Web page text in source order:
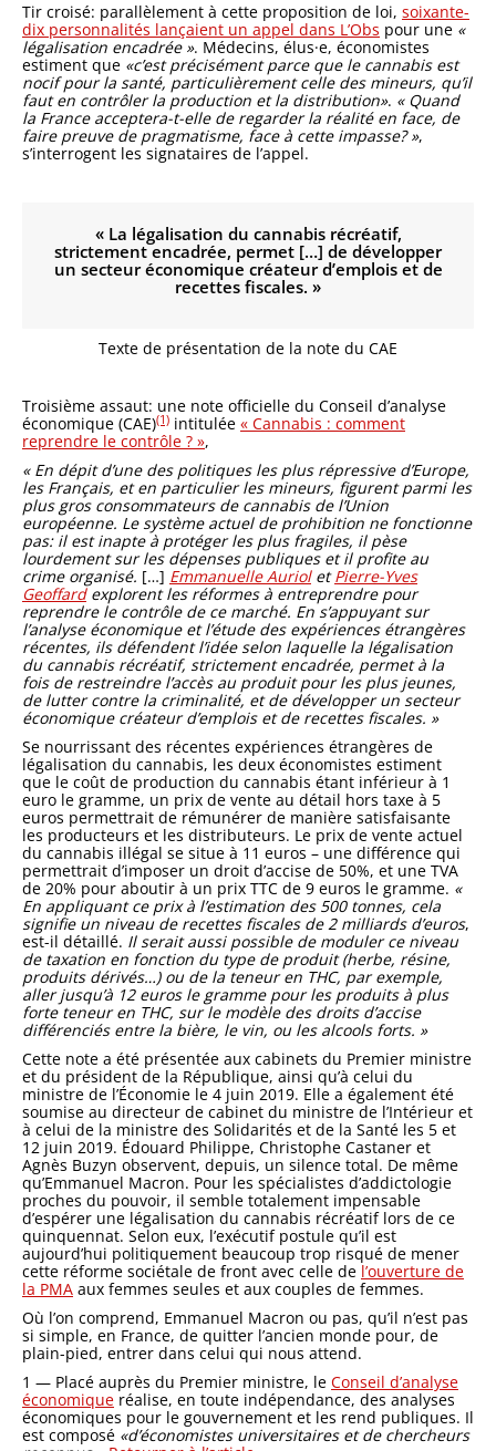
Tir croisé: parallèlement à cette proposition de loi, soixante-
dix personnalités lançaient un appel dans L’Obs pour une «
légalisation encadrée ». Médecins, élus·e, économistes
estiment que «c’est précisément parce que le cannabis est
nocif pour la santé, particulièrement celle des mineurs, qu’il
faut en contrôler la production et la distribution». « Quand
la France acceptera-t-elle de regarder la réalité en face, de
faire preuve de pragmatisme, face à cette impasse? »,
s’interrogent les signataires de l’appel.
« La légalisation du cannabis récréatif,
strictement encadrée, permet […] de développer
un secteur économique créateur d’emplois et de
recettes fiscales. »
Texte de présentation de la note du CAE
Troisième assaut: une note officielle du Conseil d’analyse
économique (CAE)(1) intitulée « Cannabis : comment
reprendre le contrôle ? »,
« En dépit d’une des politiques les plus répressive d’Europe,
les Français, et en particulier les mineurs, figurent parmi les
plus gros consommateurs de cannabis de l’Union
européenne. Le système actuel de prohibition ne fonctionne
pas: il est inapte à protéger les plus fragiles, il pèse
lourdement sur les dépenses publiques et il profite au
crime organisé. […] Emmanuelle AurioletPierre-Yves
Geoffardexplorent les réformes à entreprendre pour
reprendre le contrôle de ce marché. En s’appuyant sur
l’analyse économique et l’étude des expériences étrangères
récentes, ils défendent l’idée selon laquelle la légalisation
du cannabis récréatif, strictement encadrée, permet à la
fois de restreindre l’accès au produit pour les plus jeunes,
de lutter contre la criminalité, et de développer un secteur
économique créateur d’emplois et de recettes fiscales. »
Se nourrissant des récentes expériences étrangères de
légalisation du cannabis, les deux économistes estiment
que le coût de production du cannabis étant inférieur à 1
euro le gramme, un prix de vente au détail hors taxe à 5
euros permettrait de rémunérer de manière satisfaisante
les producteurs et les distributeurs. Le prix de vente actuel
du cannabis illégal se situe à 11 euros – une différence qui
permettrait d’imposer un droit d’accise de 50%, et une TVA
de 20% pour aboutir à un prix TTC de 9 euros le gramme. «
En appliquant ce prix à l’estimation des 500 tonnes, cela
signifie un niveau de recettes fiscales de 2 milliards d’euros,
est-il détaillé. Il serait aussi possible de moduler ce niveau
de taxation en fonction du type de produit (herbe, résine,
produits dérivés…) ou de la teneur en THC, par exemple,
aller jusqu’à 12 euros le gramme pour les produits à plus
forte teneur en THC, sur le modèle des droits d’accise
différenciés entre la bière, le vin, ou les alcools forts. »
Cette note a été présentée aux cabinets du Premier ministre
et du président de la République, ainsi qu’à celui du
ministre de l’Économie le 4 juin 2019. Elle a également été
soumise au directeur de cabinet du ministre de l’Intérieur et
à celui de la ministre des Solidarités et de la Santé les 5 et
12 juin 2019. Édouard Philippe, Christophe Castaner et
Agnès Buzyn observent, depuis, un silence total. De même
qu’Emmanuel Macron. Pour les spécialistes d’addictologie
proches du pouvoir, il semble totalement impensable
d’espérer une légalisation du cannabis récréatif lors de ce
quinquennat. Selon eux, l’exécutif postule qu’il est
aujourd’hui politiquement beaucoup trop risqué de mener
cette réforme sociétale de front avec celle de l’ouverture de
la PMA aux femmes seules et aux couples de femmes.
Où l’on comprend, Emmanuel Macron ou pas, qu’il n’est pas
si simple, en France, de quitter l’ancien monde pour, de
plain-pied, entrer dans celui qui nous attend.
1 — Placé auprès du Premier ministre, le Conseil d’analyse
économique réalise, en toute indépendance, des analyses
économiques pour le gouvernement et les rend publiques. Il
est composé «d’économistes universitaires et de chercheurs